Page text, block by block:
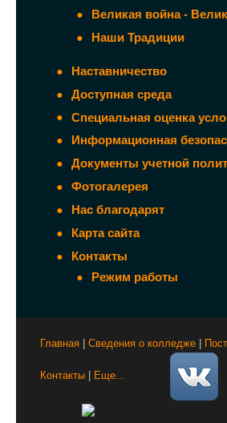
Великая война -
Наши Традиции
Наставничество
Доступная среда
Специальная оценка
Информационная
Документы учетной
Фотогалерея
Нас благодарят
Карта сайта
Контакты
Режим работы
Главная| Сведения о колледже|
Контакты| Еще...